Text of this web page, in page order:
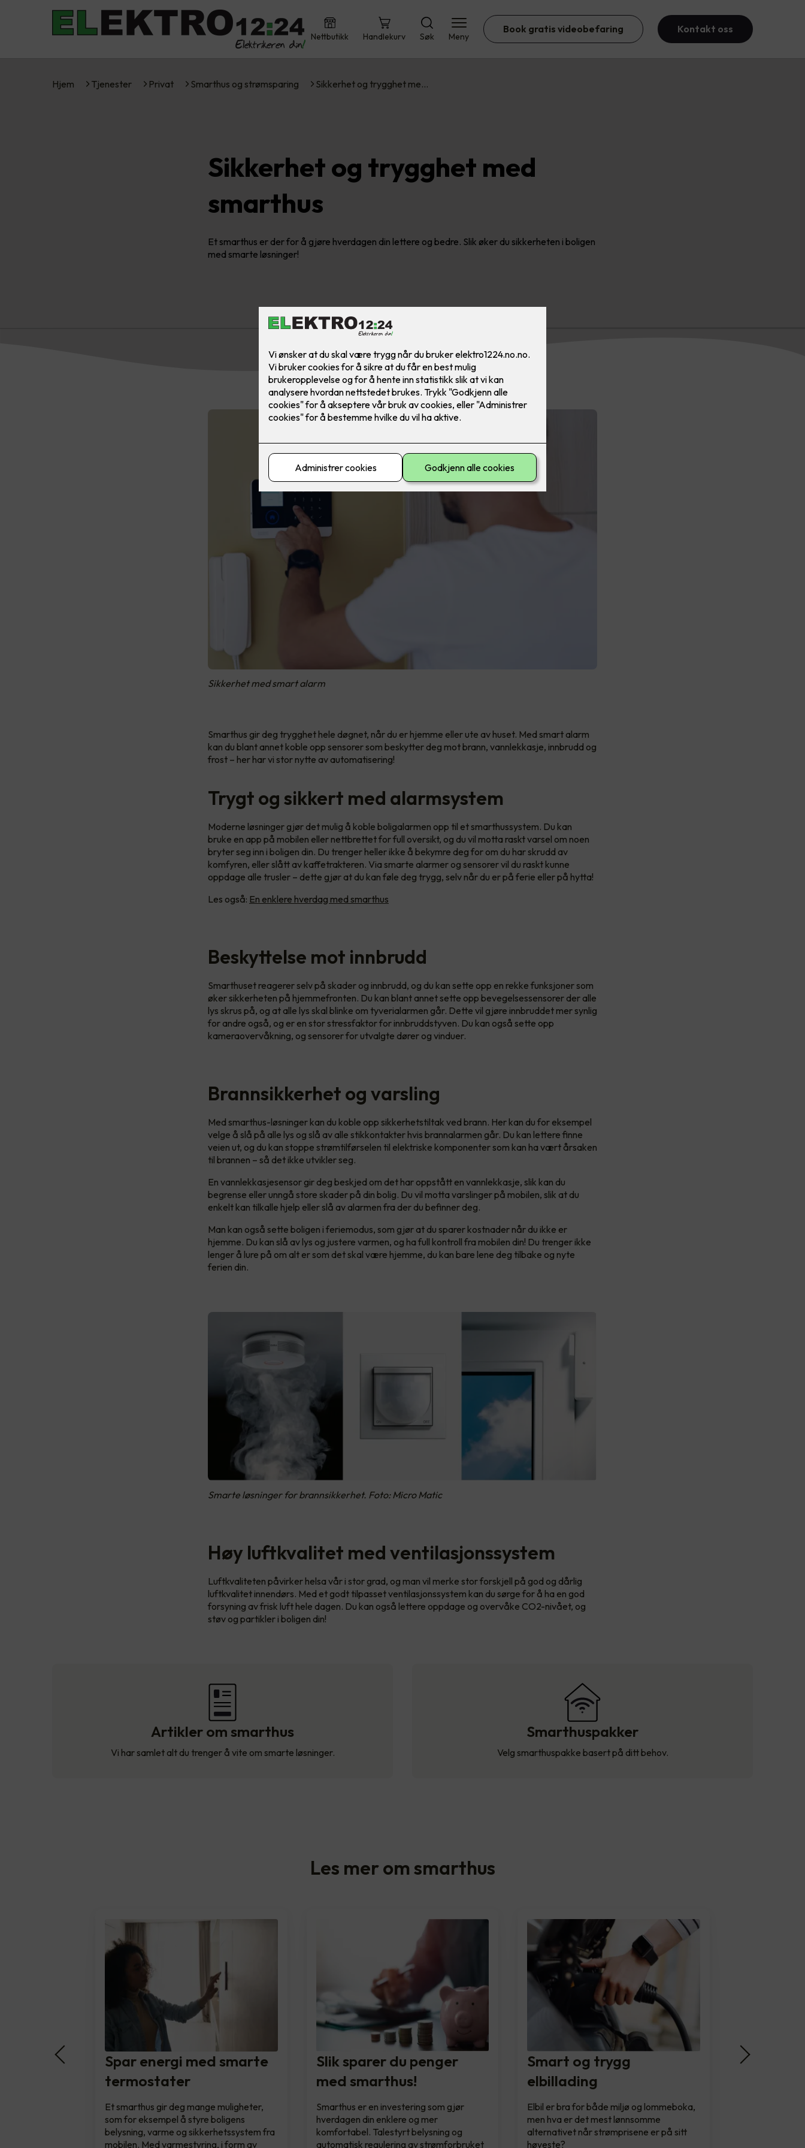
Nettbutikk Handlekurv Søk Meny
Book gratis videobefaring Kontakt oss
Hjem Tjenester Privat Smarthus og strømsparing Sikkerhet og trygghet me…
Sikkerhet og trygghet med
smarthus
Et smarthus er der for å gjøre hverdagen din lettere og bedre. Slik øker du sikkerheten i boligen
med smarte løsninger!
Sikkerhet med smart alarm
Smarthus gir deg trygghet hele døgnet, når du er hjemme eller ute av huset. Med smart alarm
kan du blant annet koble opp sensorer som beskytter deg mot brann, vannlekkasje, innbrudd og
frost – her har vi stor nytte av automatisering!
Trygt og sikkert med alarmsystem
Moderne løsninger gjør det mulig å koble boligalarmen opp til et smarthussystem. Du kan
bruke en app på mobilen eller nettbrettet for full oversikt, og du vil motta raskt varsel om noen
bryter seg inn i boligen din. Du trenger heller ikke å bekymre deg for om du har skrudd av
komfyren, eller slått av kaffetrakteren. Via smarte alarmer og sensorer vil du raskt kunne
oppdage alle trusler – dette gjør at du kan føle deg trygg, selv når du er på ferie eller på hytta!
Les også: En enklere hverdag med smarthus
Beskyttelse mot innbrudd
Smarthuset reagerer selv på skader og innbrudd, og du kan sette opp en rekke funksjoner som
øker sikkerheten på hjemmefronten. Du kan blant annet sette opp bevegelsessensorer der alle
lys skrus på, og at alle lys skal blinke om tyverialarmen går. Dette vil gjøre innbruddet mer synlig
for andre også, og er en stor stressfaktor for innbruddstyven. Du kan også sette opp
kameraovervåkning, og sensorer for utvalgte dører og vinduer.
Brannsikkerhet og varsling
Med smarthus-løsninger kan du koble opp sikkerhetstiltak ved brann. Her kan du for eksempel
velge å slå på alle lys og slå av alle stikkontakter hvis brannalarmen går. Du kan lettere finne
veien ut, og du kan stoppe strømtilførselen til elektriske komponenter som kan ha vært årsaken
til brannen – så det ikke utvikler seg.
En vannlekkasjesensor gir deg beskjed om det har oppstått en vannlekkasje, slik kan du
begrense eller unngå store skader på din bolig. Du vil motta varslinger på mobilen, slik at du
enkelt kan tilkalle hjelp eller slå av alarmen fra der du befinner deg.
Man kan også sette boligen i feriemodus, som gjør at du sparer kostnader når du ikke er
hjemme. Du kan slå av lys og justere varmen, og ha full kontroll fra mobilen din! Du trenger ikke
lenger å lure på om alt er som det skal være hjemme, du kan bare lene deg tilbake og nyte
ferien din.
Smarte løsninger for brannsikkerhet. Foto: Micro Matic
Høy luftkvalitet med ventilasjonssystem
Luftkvaliteten påvirker helsa vår i stor grad, og man vil merke stor forskjell på god og dårlig
luftkvalitet innendørs. Med et godt tilpasset ventilasjonssystem kan du sørge for å ha en god
forsyning av frisk luft hele dagen. Du kan også lettere oppdage og overvåke CO2-nivået, og
støv og partikler i boligen din!
Artikler om smarthus
Vi har samlet alt du trenger å vite om smarte løsninger.
Smarthuspakker
Velg smarthuspakke basert på ditt behov.
Les mer om smarthus
Spar energi med smarte
termostater
Et smarthus gir deg mange muligheter,
som for eksempel å styre boligens
belysning, varme og sikkerhetssystem fra
mobilen. Med varmestyring, i form av
Slik sparer du penger
med smarthus!
Smarthus er en investering som gjør
hverdagen din enklere og mer
komfortabel. Talestyrt belysning og
automatisk regulering av strømforbruket
Smart og trygg
elbillading
Elbil er bra for både miljø og lommeboka,
men hva er det mest lønnsomme
alternativet når strømprisene er på sitt
høyeste?